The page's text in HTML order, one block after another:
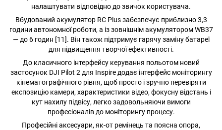
налаштувати відповідно до звичок користувача.
Вбудований акумулятор RC Plus забезпечує приблизно 3,3
години автономної роботи, а із зовнішнім акумулятором WB37
— до 6 годин [11]. Він також підтримує гарячу заміну батареї
для підвищення творчої ефективності.
До класичного інтерфейсу керування польотом новий
застосунок DJI Pilot 2 для Inspire додає інтерфейс моніторингу
кінематографічного рівня, щоб просто і зручно перевіряти
експозицію камери, характеристики відео, фокусну відстань і
кут нахилу підвісу, легко задовольняючи вимоги
професіоналів до моніторингу процесу.
Професійні аксесуари, як-от ремінець та поясна опора,